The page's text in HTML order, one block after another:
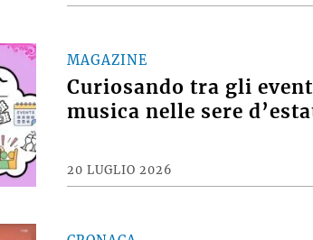
MAGAZINE
Curiosando tra gli
musica nelle sere
20 LUGLIO 2026